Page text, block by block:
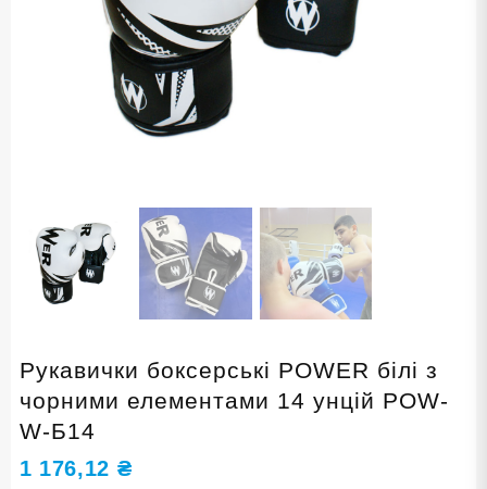
Рукавички боксерські POWER білі з
чорними елементами 14 унцій POW-
W-Б14
1 176,12 ₴